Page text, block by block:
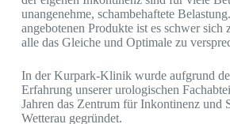
unangenehme, schambehaftete
angebotenen Produkte ist es schwer sich
alle das Gleiche und Optimale zu
In der Kurpark-Klinik wurde aufgrund
Erfahrung unserer urologischen
Jahren das Zentrum für Inkontinenz und
Wetterau gegründet.